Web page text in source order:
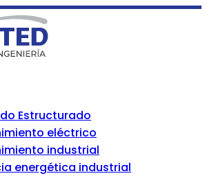
Estructurado
eléctrico
industrial
energética industrial